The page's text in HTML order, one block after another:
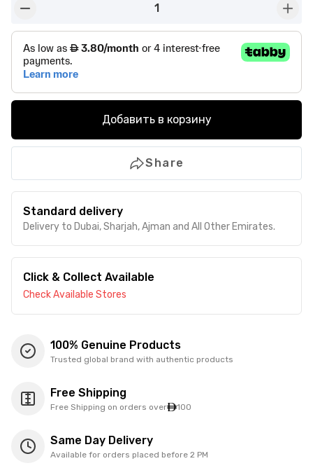
1
Добавить в корзину
Share
Standard delivery
Delivery to Dubai, Sharjah, Ajman and All Other Emirates.
Click & Collect Available
Check Available Stores
100% Genuine Products
Trusted global brand with authentic products
Free Shipping
Free Shipping on orders over 100
Same Day Delivery
Available for orders placed before 2 PM